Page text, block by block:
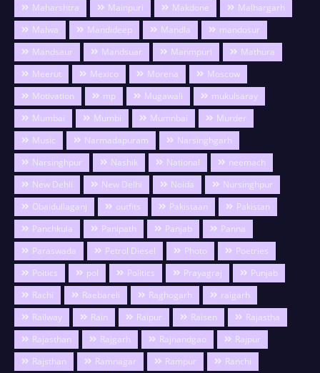
Maharshtra
Mainpuri Makdone
Malhargarh
Malwa
Mandideep Mandla
mandosur
Mandsaur
Mandsuar Manmpuri
Mathura
Meerut
Mexico Morena
Moscow
Motivation
mp Mugawali
mukulsaray
Mumbai
Mumbi Mumnbai
Murder
Music
Narmadapuram
Narsinghgarh
Narsinghpur
Nashik National
neemach
New Dehli
New Delhi Noida
Nursinghpur
Obaidullaganj
outfits Pakistaan
Pakistan
Panchkula
Panipath Panjab
Panna
Paraswada
Petrol Diesel Photo
Poetries
Poitics
pol Politics Prayagraj
Punjab
Rachi
Raebareli Raghogarh
raigarh
Railway
Rain Raipur Raisen
Rajastha
Rajasthan
Rajgarh Rajnandgao
Rajpur
Rajsthan
Ramnagar Rampur Ranchi